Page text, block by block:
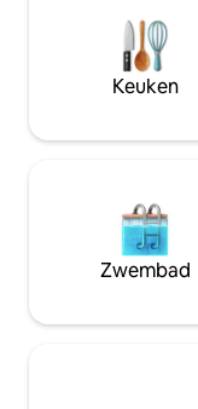
verkent of op
centrale
je nodig hebt. Boek vandaag nog je
verblijf bij Pacific
Keuken
Zwembad